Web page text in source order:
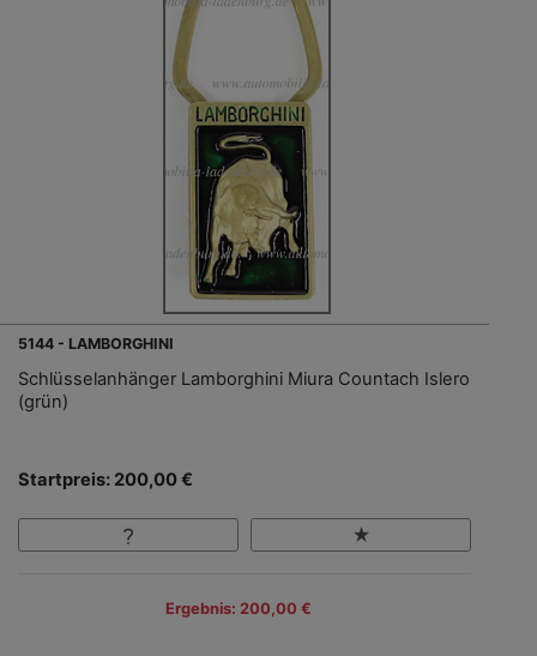
5144 - LAMBORGHINI
Schlüsselanhänger Lamborghini Miura Countach Islero
(grün)
Startpreis: 200,00 €
Ergebnis: 200,00 €